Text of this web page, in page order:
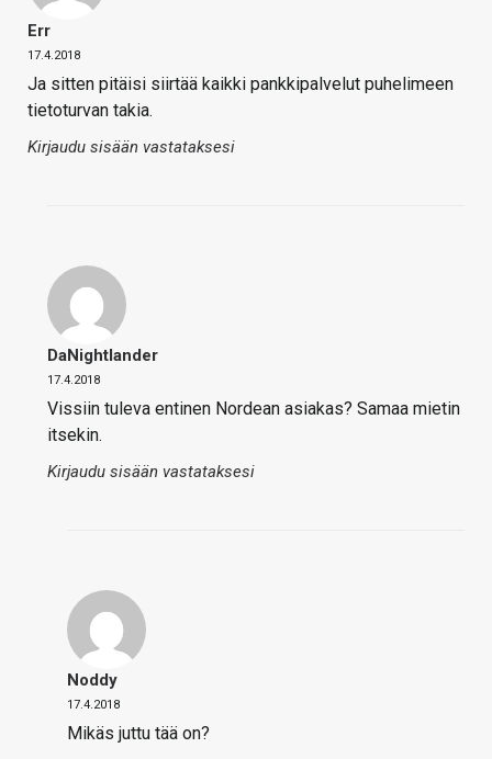
Err
17.4.2018
Ja sitten pitäisi siirtää kaikki pankkipalvelut puhelimeen
tietoturvan takia.
Kirjaudu sisään vastataksesi
DaNightlander
17.4.2018
Vissiin tuleva entinen Nordean asiakas? Samaa mietin
itsekin.
Kirjaudu sisään vastataksesi
Noddy
17.4.2018
Mikäs juttu tää on?